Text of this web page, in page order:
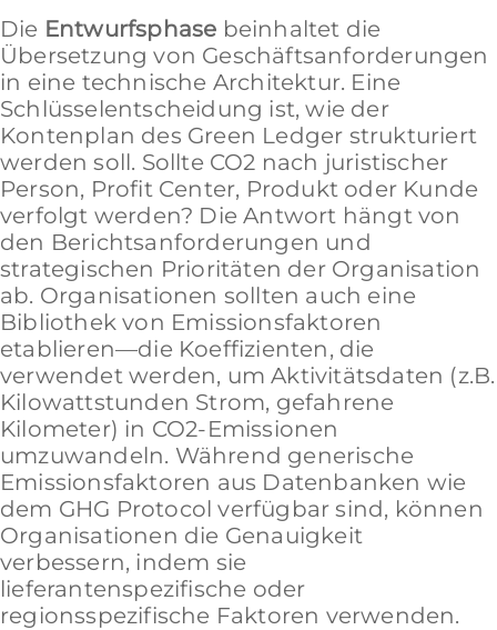
Die Entwurfsphase beinhaltet die
Übersetzung von Geschäftsanforderungen
in eine technische Architektur. Eine
Schlüsselentscheidung ist, wie der
Kontenplan des Green Ledger strukturiert
werden soll. Sollte CO2 nach juristischer
Person, Profit Center, Produkt oder Kunde
verfolgt werden? Die Antwort hängt von
den Berichtsanforderungen und
strategischen Prioritäten der Organisation
ab. Organisationen sollten auch eine
Bibliothek von Emissionsfaktoren
etablieren—die Koeffizienten, die
verwendet werden, um Aktivitätsdaten (z.B.
Kilowattstunden Strom, gefahrene
Kilometer) in CO2-Emissionen
umzuwandeln. Während generische
Emissionsfaktoren aus Datenbanken wie
dem GHG Protocol verfügbar sind, können
Organisationen die Genauigkeit
verbessern, indem sie
lieferantenspezifische oder
regionsspezifische Faktoren verwenden.